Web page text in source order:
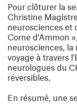
Pour clôturer la
Christine
neurosciences et
Corne d'Ammon
neurosciences, la
voyage à travers
neurologues du
réversibles.
En résumé, une